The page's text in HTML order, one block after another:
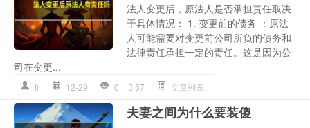
法人变更后，原法人是否承担责任取决
于具体情况： 1. 变更前的债务 ：原法
人可能需要对变更前公司所负的债务和
法律责任承担一定的责任。这是因为公
司在变更...
fr 12-29 0 57 文章列表
夫妻之间为什么要装傻